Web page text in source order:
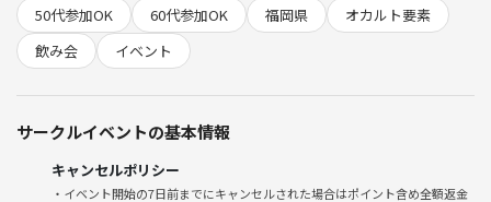
⚠️注意事項⚠️
いた方が良いかもしれません。
しょう！
50代参加OK
60代参加OK 福岡県
オカルト要素
飲み会
イベント
サークルイベントの基本情報
キャンセルポリシー
・イベント開始の7日前までにキャンセルされた場合はポイント含め全額返金